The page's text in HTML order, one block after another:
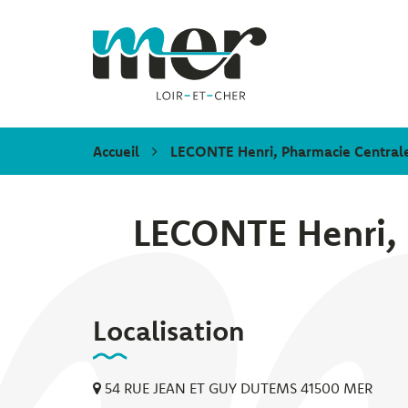
Mer
Accueil LECONTE Henri, Pharmacie
LECONTE
Localisation
54 RUE JEAN ET GUY DUTEMS 41500 MER